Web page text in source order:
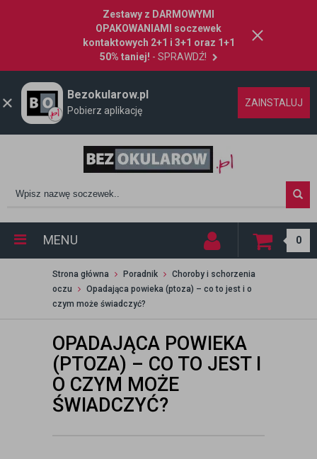
Zestawy z DARMOWYMI
OPAKOWANIAMI soczewek
kontaktowych 2+1 i 3+1 oraz 1+1
50% taniej! - SPRAWDŹ!
Bezokularow.pl
Pobierz aplikację
ZAINSTALUJ
MENU 0
Strona główna Poradnik
Choroby i schorzenia
oczu
Opadająca powieka (ptoza) – co to jest i o
czym może świadczyć?
OPADAJĄCA POWIEKA
(PTOZA) – CO TO JEST I
O CZYM MOŻE
ŚWIADCZYĆ?